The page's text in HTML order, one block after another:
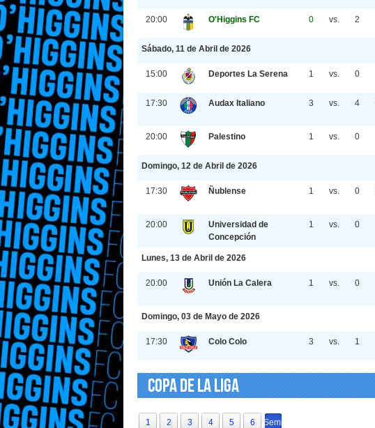
20:00 O'Higgins FC 0 vs. 2
Sábado, 11 de Abril de 2026
15:00 Deportes La Serena 1 vs. 0
17:30 Audax Italiano 3 vs. 4
20:00 Palestino 1 vs. 0
Domingo, 12 de Abril de 2026
17:30 Ñublense 1 vs. 0
20:00
Universidad de
Concepción
1 vs. 0
Lunes, 13 de Abril de 2026
20:00 Unión La Calera 1 vs. 0
Domingo, 03 de Mayo de 2026
17:30 Colo Colo 3 vs. 1
Copa de La Liga
1 2 3 4 5 6 Semi